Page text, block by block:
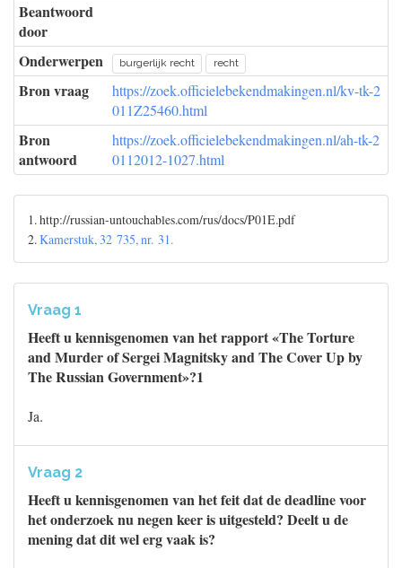
Beantwoord
door
Onderwerpen
burgerlijk recht recht
Bron vraag
https://zoek.officielebekendmakingen.nl/kv-tk-2
011Z25460.html
Bron
antwoord
https://zoek.officielebekendmakingen.nl/ah-tk-2
0112012-1027.html
1. http://russian-untouchables.com/rus/docs/P01E.pdf
2.Kamerstuk, 32 735, nr. 31.
Vraag 1
Heeft u kennisgenomen van het rapport «The Torture
and Murder of Sergei Magnitsky and The Cover Up by
The Russian Government»?1
Ja.
Vraag 2
Heeft u kennisgenomen van het feit dat de deadline voor
het onderzoek nu negen keer is uitgesteld? Deelt u de
mening dat dit wel erg vaak is?